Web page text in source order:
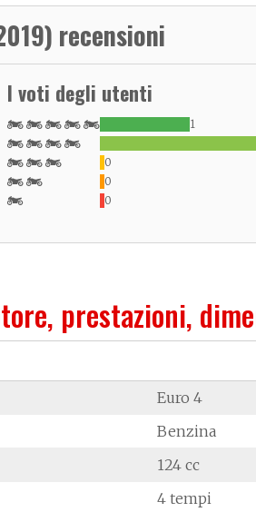
recensioni
I voti degli utenti
1
0
0
0
prestazioni,
Euro 4
Benzina
124 cc
4 tempi